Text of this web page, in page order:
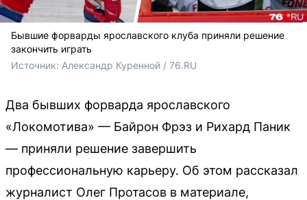
Бывшие форварды ярославского клуба приняли решение
закончить играть
Источник: Александр Куренной / 76.RU
Два бывших форварда ярославского
«Локомотива» — Байрон Фрэз и Рихард Паник
— приняли решение завершить
профессиональную карьеру. Об этом рассказал
журналист Олег Протасов в материале,